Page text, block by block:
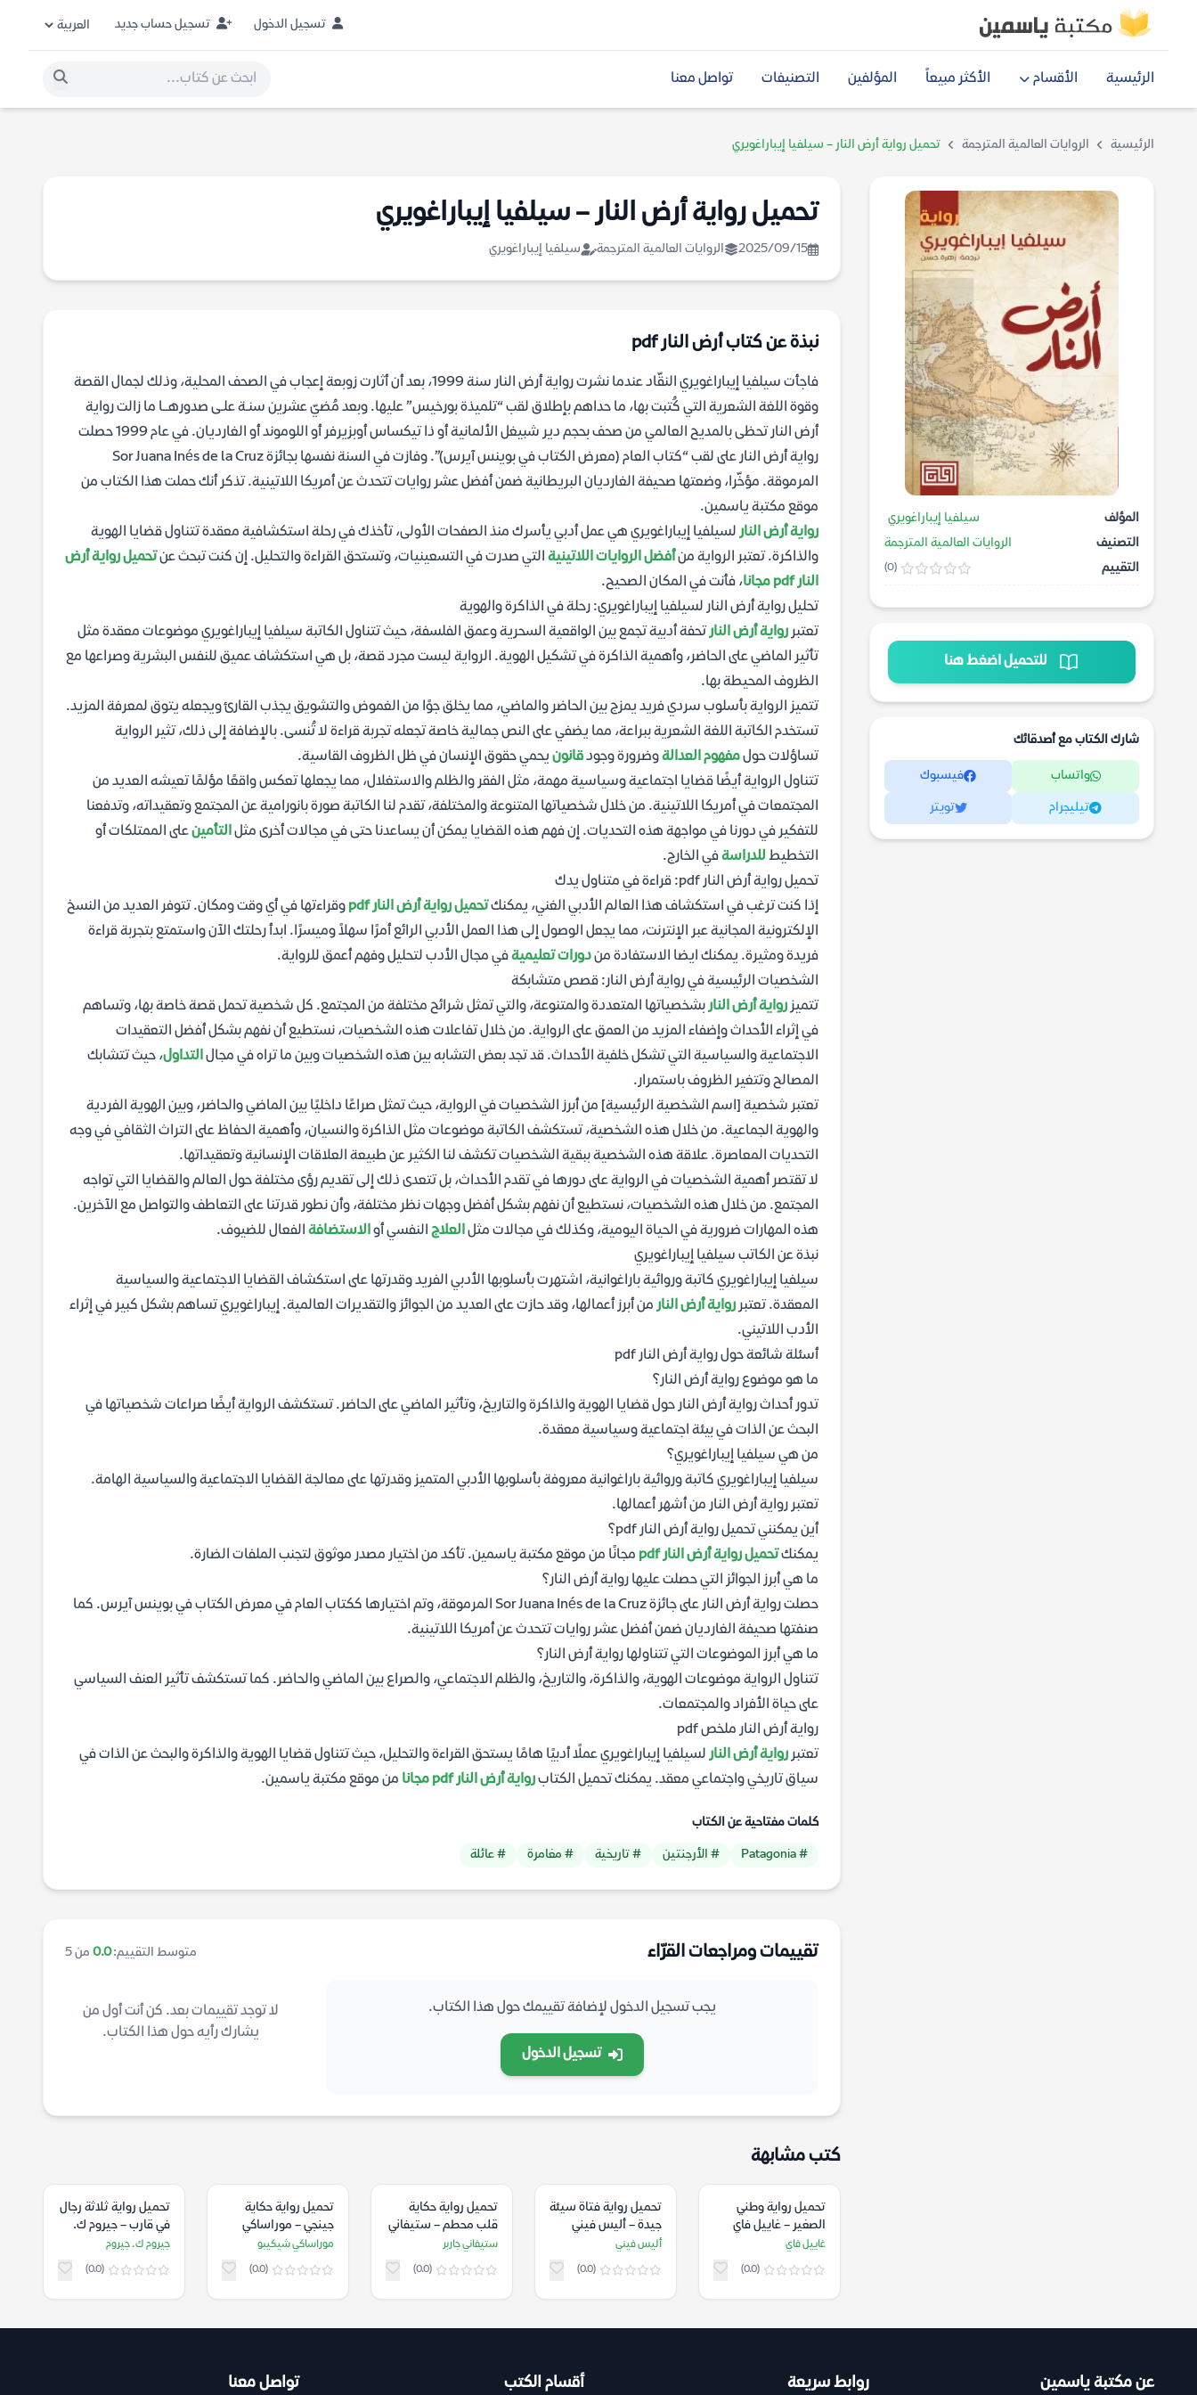
تسجيل الدخول تسجيل حساب جديد
الرئيسية الأقسام الأكثر مبيعاً المؤلفين التصنيفات تواصل معنا
الرئيسية الروايات العالمية المترجمة تحميل رواية أرض النار – سيلفيا إيباراغويري
المؤلف
سيلفيا إيباراغويري
التصنيف
الروايات العالمية المترجمة
التقييم
(0)
للتحميل اضغط هنا
شارك الكتاب مع أصدقائك
واتساب فيسبوك
تيليجرام تويتر
تحميل رواية أرض النار – سيلفيا إيباراغويري
2025/09/15 الروايات العالمية المترجمة سيلفيا إيباراغويري
نبذة عن كتاب أرض النار pdf
فاجأت سيلفيا إيباراغويري النقّاد عندما نشرت رواية أرض النار سنة 1999، بعد أن أثارت زوبعة إعجاب في الصحف المحلية، وذلك لجمال القصة
وقوة اللغة الشعرية التي كُتبت بها، ما حداهم بإطلاق لقب “تلميذة بورخيس” عليها. وبعد مُضيّ عشرين سنـة علـى صدورهــا ما زالت رواية
أرض النار تحظى بالمديح العالمي من صحف بحجم دير شبيغل الألمانية أو ذا تيكساس أوبزيرفر أو اللوموند أو الغارديان. في عام 1999 حصلت
رواية أرض النار على لقب “كتاب العام (معرض الكتاب في بوينس آيرس)”. وفازت في السنة نفسها بجائزة Sor Juana Inés de la Cruz
المرموقة. مؤخّرا، وضعتها صحيفة الغارديان البريطانية ضمن أفضل عشر روايات تتحدث عن أمريكا اللاتينية. تذكر أنك حملت هذا الكتاب من
موقع مكتبة ياسمين.
رواية أرض النار لسيلفيا إيباراغويري هي عمل أدبي يأسرك منذ الصفحات الأولى، تأخذك في رحلة استكشافية معقدة تتناول قضايا الهوية
والذاكرة. تعتبر الرواية منأفضل الروايات اللاتينية التي صدرت في التسعينيات، وتستحق القراءة والتحليل. إن كنت تبحث عنتحميل رواية أرض
النار pdf مجانا
، فأنت في المكان الصحيح.
تحليل رواية أرض النار لسيلفيا إيباراغويري: رحلة في الذاكرة والهوية
تعتبر رواية أرض النارتحفة أدبية تجمع بين الواقعية السحرية وعمق الفلسفة، حيث تتناول الكاتبة سيلفيا إيباراغويري موضوعات معقدة مثل
تأثير الماضي على الحاضر، وأهمية الذاكرة في تشكيل الهوية. الرواية ليست مجرد قصة، بل هي استكشاف عميق للنفس البشرية وصراعها مع
الظروف المحيطة بها.
تتميز الرواية بأسلوب سردي فريد يمزج بين الحاضر والماضي، مما يخلق جوًا من الغموض والتشويق يجذب القارئ ويجعله يتوق لمعرفة المزيد.
تستخدم الكاتبة اللغة الشعرية ببراعة، مما يضفي على النص جمالية خاصة تجعله تجربة قراءة لا تُنسى. بالإضافة إلى ذلك، تثير الرواية
تساؤلات حولمفهوم العدالةوضرورة وجودقانون يحمي حقوق الإنسان في ظل الظروف القاسية.
تتناول الرواية أيضًا قضايا اجتماعية وسياسية مهمة، مثل الفقر والظلم والاستغلال، مما يجعلها تعكس واقعًا مؤلمًا تعيشه العديد من
المجتمعات في أمريكا اللاتينية. من خلال شخصياتها المتنوعة والمختلفة، تقدم لنا الكاتبة صورة بانورامية عن المجتمع وتعقيداته، وتدفعنا
للتفكير في دورنا في مواجهة هذه التحديات. إن فهم هذه القضايا يمكن أن يساعدنا حتى في مجالات أخرى مثلالتأمينعلى الممتلكات أو
التخطيط للدراسةفي الخارج.
تحميل رواية أرض النار pdf: قراءة في متناول يدك
إذا كنت ترغب في استكشاف هذا العالم الأدبي الغني، يمكنكتحميل رواية أرض النار pdf
وقراءتها في أي وقت ومكان. تتوفر العديد من النسخ
الإلكترونية المجانية عبر الإنترنت، مما يجعل الوصول إلى هذا العمل الأدبي الرائع أمرًا سهلاً وميسرًا. ابدأ رحلتك الآن واستمتع بتجربة قراءة
فريدة ومثيرة. يمكنك ايضا الاستفادة مندورات تعليميةفي مجال الأدب لتحليل وفهم أعمق للرواية.
الشخصيات الرئيسية في رواية أرض النار: قصص متشابكة
تتميز رواية أرض الناربشخصياتها المتعددة والمتنوعة، والتي تمثل شرائح مختلفة من المجتمع. كل شخصية تحمل قصة خاصة بها، وتساهم
في إثراء الأحداث وإضفاء المزيد من العمق على الرواية. من خلال تفاعلات هذه الشخصيات، نستطيع أن نفهم بشكل أفضل التعقيدات
الاجتماعية والسياسية التي تشكل خلفية الأحداث. قد تجد بعض التشابه بين هذه الشخصيات وبين ما تراه في مجالالتداول، حيث تتشابك
المصالح وتتغير الظروف باستمرار.
تعتبر شخصية [اسم الشخصية الرئيسية] من أبرز الشخصيات في الرواية، حيث تمثل صراعًا داخليًا بين الماضي والحاضر، وبين الهوية الفردية
والهوية الجماعية. من خلال هذه الشخصية، تستكشف الكاتبة موضوعات مثل الذاكرة والنسيان، وأهمية الحفاظ على التراث الثقافي في وجه
التحديات المعاصرة. علاقة هذه الشخصية ببقية الشخصيات تكشف لنا الكثير عن طبيعة العلاقات الإنسانية وتعقيداتها.
لا تقتصر أهمية الشخصيات في الرواية على دورها في تقدم الأحداث، بل تتعدى ذلك إلى تقديم رؤى مختلفة حول العالم والقضايا التي تواجه
المجتمع. من خلال هذه الشخصيات، نستطيع أن نفهم بشكل أفضل وجهات نظر مختلفة، وأن نطور قدرتنا على التعاطف والتواصل مع الآخرين.
هذه المهارات ضرورية في الحياة اليومية، وكذلك في مجالات مثلالعلاج النفسي أوالاستضافة الفعال للضيوف.
نبذة عن الكاتب سيلفيا إيباراغويري
سيلفيا إيباراغويري كاتبة وروائية باراغوانية، اشتهرت بأسلوبها الأدبي الفريد وقدرتها على استكشاف القضايا الاجتماعية والسياسية
المعقدة. تعتبر رواية أرض النار من أبرز أعمالها، وقد حازت على العديد من الجوائز والتقديرات العالمية. إيباراغويري تساهم بشكل كبير في إثراء
الأدب اللاتيني.
أسئلة شائعة حول رواية أرض النار pdf
ما هو موضوع رواية أرض النار؟
تدور أحداث رواية أرض النار حول قضايا الهوية والذاكرة والتاريخ، وتأثير الماضي على الحاضر. تستكشف الرواية أيضًا صراعات شخصياتها في
البحث عن الذات في بيئة اجتماعية وسياسية معقدة.
من هي سيلفيا إيباراغويري؟
سيلفيا إيباراغويري كاتبة وروائية باراغوانية معروفة بأسلوبها الأدبي المتميز وقدرتها على معالجة القضايا الاجتماعية والسياسية الهامة.
تعتبر رواية أرض النار من أشهر أعمالها.
أين يمكنني تحميل رواية أرض النار pdf؟
يمكنكتحميل رواية أرض النار pdf
مجانًا من موقع مكتبة ياسمين. تأكد من اختيار مصدر موثوق لتجنب الملفات الضارة.
ما هي أبرز الجوائز التي حصلت عليها رواية أرض النار؟
حصلت رواية أرض النار على جائزة Sor Juana Inés de la Cruz المرموقة، وتم اختيارها ككتاب العام في معرض الكتاب في بوينس آيرس. كما
صنفتها صحيفة الغارديان ضمن أفضل عشر روايات تتحدث عن أمريكا اللاتينية.
ما هي أبرز الموضوعات التي تتناولها رواية أرض النار؟
تتناول الرواية موضوعات الهوية، والذاكرة، والتاريخ، والظلم الاجتماعي، والصراع بين الماضي والحاضر. كما تستكشف تأثير العنف السياسي
على حياة الأفراد والمجتمعات.
رواية أرض النار ملخص pdf
تعتبر رواية أرض النار لسيلفيا إيباراغويري عملًا أدبيًا هامًا يستحق القراءة والتحليل، حيث تتناول قضايا الهوية والذاكرة والبحث عن الذات في
سياق تاريخي واجتماعي معقد. يمكنك تحميل الكتابرواية أرض النار pdf مجانا من موقع مكتبة ياسمين.
كلمات مفتاحية عن الكتاب
# Patagonia # الأرجنتين # تاريخية # مغامرة # عائلة
تقييمات ومراجعات القرّاء متوسط التقييم:0.0 من 5
يجب تسجيل الدخول لإضافة تقييمك حول هذا الكتاب.
تسجيل الدخول
لا توجد تقييمات بعد. كن أنت أول من
يشارك رأيه حول هذا الكتاب.
كتب مشابهة
تحميل رواية وطني
الصغير – غاييل فاي
غاييل فاي
(0.0)
تحميل رواية فتاة سيئة
جيدة – أليس فيني
أليس فيني
(0.0)
تحميل رواية حكاية
قلب محطم – ستيفاني
جاربر
ستيفاني جاربر
(0.0)
تحميل رواية حكاية
جينجي – موراساكي
شيكيبو
موراساكي شيكيبو
(0.0)
تحميل رواية ثلاثة رجال
في قارب – جيروم ك.
جيروم
جيروم ك. جيروم
(0.0)
عن مكتبة ياسمين روابط سريعة أقسام الكتب تواصل معنا